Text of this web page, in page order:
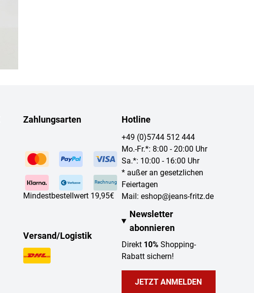
Zahlungsarten
Rechnung
Mindestbestellwert 19,95€
Versand/Logistik
Hotline
+49 (0)5744 512 444
Mo.-Fr.*: 8:00 - 20:00 Uhr
Sa.*: 10:00 - 16:00 Uhr
* außer an gesetzlichen
Feiertagen
Mail: eshop@jeans-fritz.de
Newsletter
abonnieren
Direkt 10%Shopping-
Rabatt sichern!
JETZT ANMELDEN